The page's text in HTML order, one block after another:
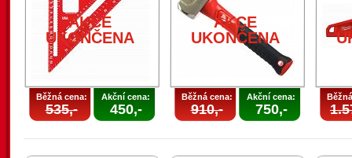
AKCE
UKONČENA
Běžná cena:
535,-
Akční cena:
450,-
AKCE
UKONČENA
Běžná cena:
910,-
Akční cena:
750,-